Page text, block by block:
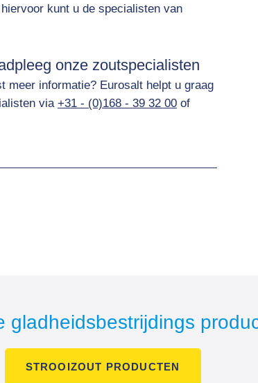
kunt u de specialisten van
onze zoutspecialisten
meer informatie? Eurosalt helpt u graag
via +31 - (0)168 - 39 32 00 of
gladheidsbestrijdings
STROOIZOUT PRODUCTEN